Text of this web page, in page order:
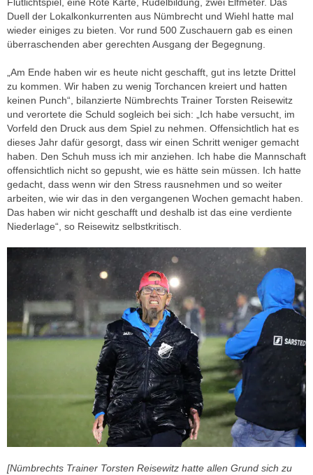
Duell der Lokalkonkurrenten aus Nümbrecht und Wiehl hatte mal
wieder einiges zu bieten. Vor rund 500 Zuschauern gab es einen
überraschenden aber gerechten Ausgang der Begegnung.
„Am Ende haben wir es heute nicht geschafft, gut ins letzte Drittel
zu kommen. Wir haben zu wenig Torchancen kreiert und hatten
keinen Punch“, bilanzierte Nümbrechts Trainer Torsten Reisewitz
und verortete die Schuld sogleich bei sich: „Ich habe versucht, im
Vorfeld den Druck aus dem Spiel zu nehmen. Offensichtlich hat es
dieses Jahr dafür gesorgt, dass wir einen Schritt weniger gemacht
haben. Den Schuh muss ich mir anziehen. Ich habe die Mannschaft
offensichtlich nicht so gepusht, wie es hätte sein müssen. Ich hatte
gedacht, dass wenn wir den Stress rausnehmen und so weiter
arbeiten, wie wir das in den vergangenen Wochen gemacht haben.
Das haben wir nicht geschafft und deshalb ist das eine verdiente
Niederlage“, so Reisewitz selbstkritisch.
[Nümbrechts Trainer Torsten Reisewitz hatte allen Grund sich zu